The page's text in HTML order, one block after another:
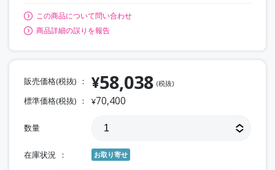
この商品について問い合わせ
商品詳細の誤りを報告
販売価格(税抜) ¥58,038 (税抜)
標準価格(税抜) ¥70,400
数量
在庫状況 お取り寄せ